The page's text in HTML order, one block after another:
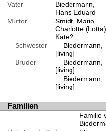
Vater
Biedermann,
Hans Eduard
Mutter
Smidt, Marie
Charlotte (Lotta)
Kate?
Schwester
Biedermann,
[living]
Bruder
Biedermann,
[living]
Biedermann,
[living]
Familien
Familie